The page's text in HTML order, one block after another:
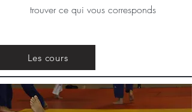
trouver ce qui vous corresponds
Les cours